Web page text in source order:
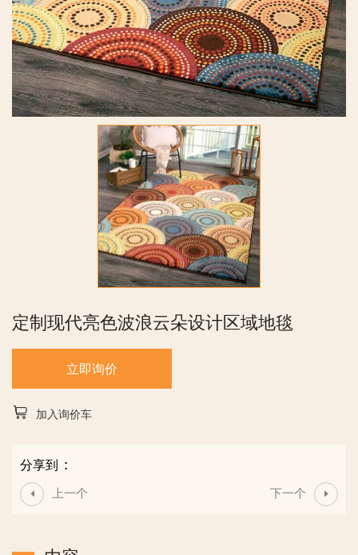
定制现代亮色波浪云朵设计区域地毯
立即询价
加入询价车
分享到 :
上一个 下一个